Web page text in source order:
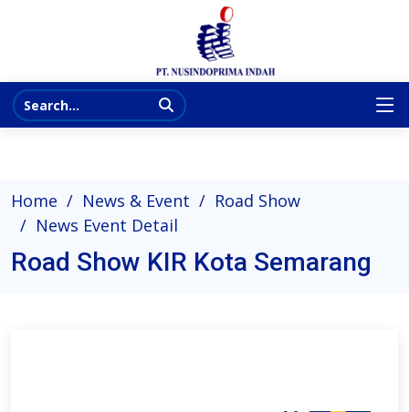
Home News & Event
Road Show
News Event Detail
Road Show KIR Kota Semarang